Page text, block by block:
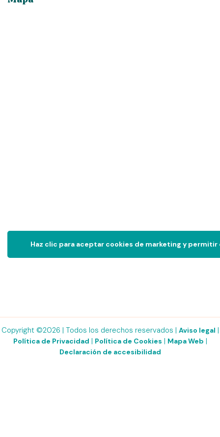
Haz clic para aceptar cookies de marketing y
Copyright ©2026 | Todos los derechos reservados | Aviso legal |
Política de Privacidad | Política de Cookies | Mapa Web |
Declaración de accesibilidad